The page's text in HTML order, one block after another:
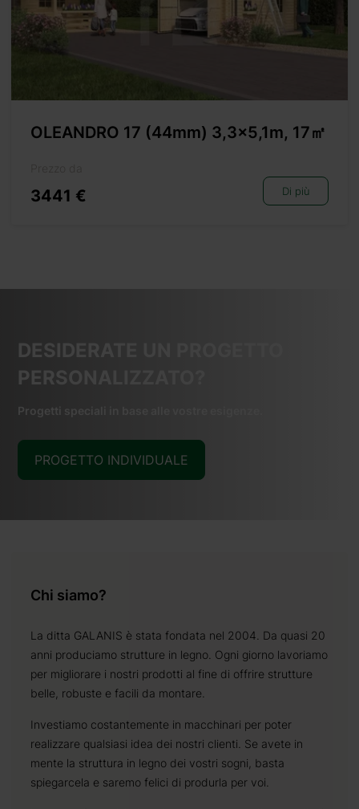
OLEANDRO 17 (44mm) 3,3×5,1m, 17㎡
3441 € Di più
DESIDERATE UN PROGETTO
PERSONALIZZATO?
Progetti speciali in base alle vostre esigenze.
PROGETTO INDIVIDUALE
Chi siamo?
La ditta GALANIS è stata fondata nel 2004. Da quasi 20
anni produciamo strutture in legno. Ogni giorno lavoriamo
per migliorare i nostri prodotti al fine di offrire strutture
belle, robuste e facili da montare.
Investiamo costantemente in macchinari per poter
realizzare qualsiasi idea dei nostri clienti. Se avete in
mente la struttura in legno dei vostri sogni, basta
spiegarcela e saremo felici di produrla per voi.